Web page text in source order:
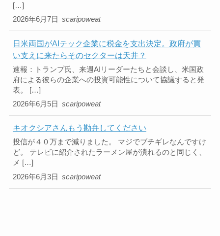
2026年6月7日
[…]
scaripoweat
日米両国がAIテック企業に税金を支出決定。政府が買
い支えに来たらそのセクターは天井？
2026年6月5日
速報：トランプ氏、来週AIリーダーたちと会談し、米国政
府による彼らの企業への投資可能性について協議すると発
表。 […]
scaripoweat
キオクシアさんもう勘弁してください
2026年6月3日
投信が４０万まで減りました。 マジでブチギレなんですけ
ど。 テレビに紹介されたラーメン屋が潰れるのと同じく、
メ […]
scaripoweat